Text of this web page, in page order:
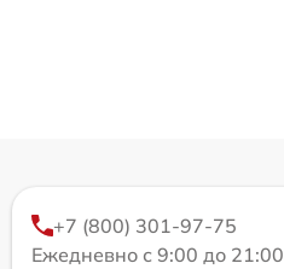
+7 (800) 301-97-75
Ежедневно с 9:00 до 21:00